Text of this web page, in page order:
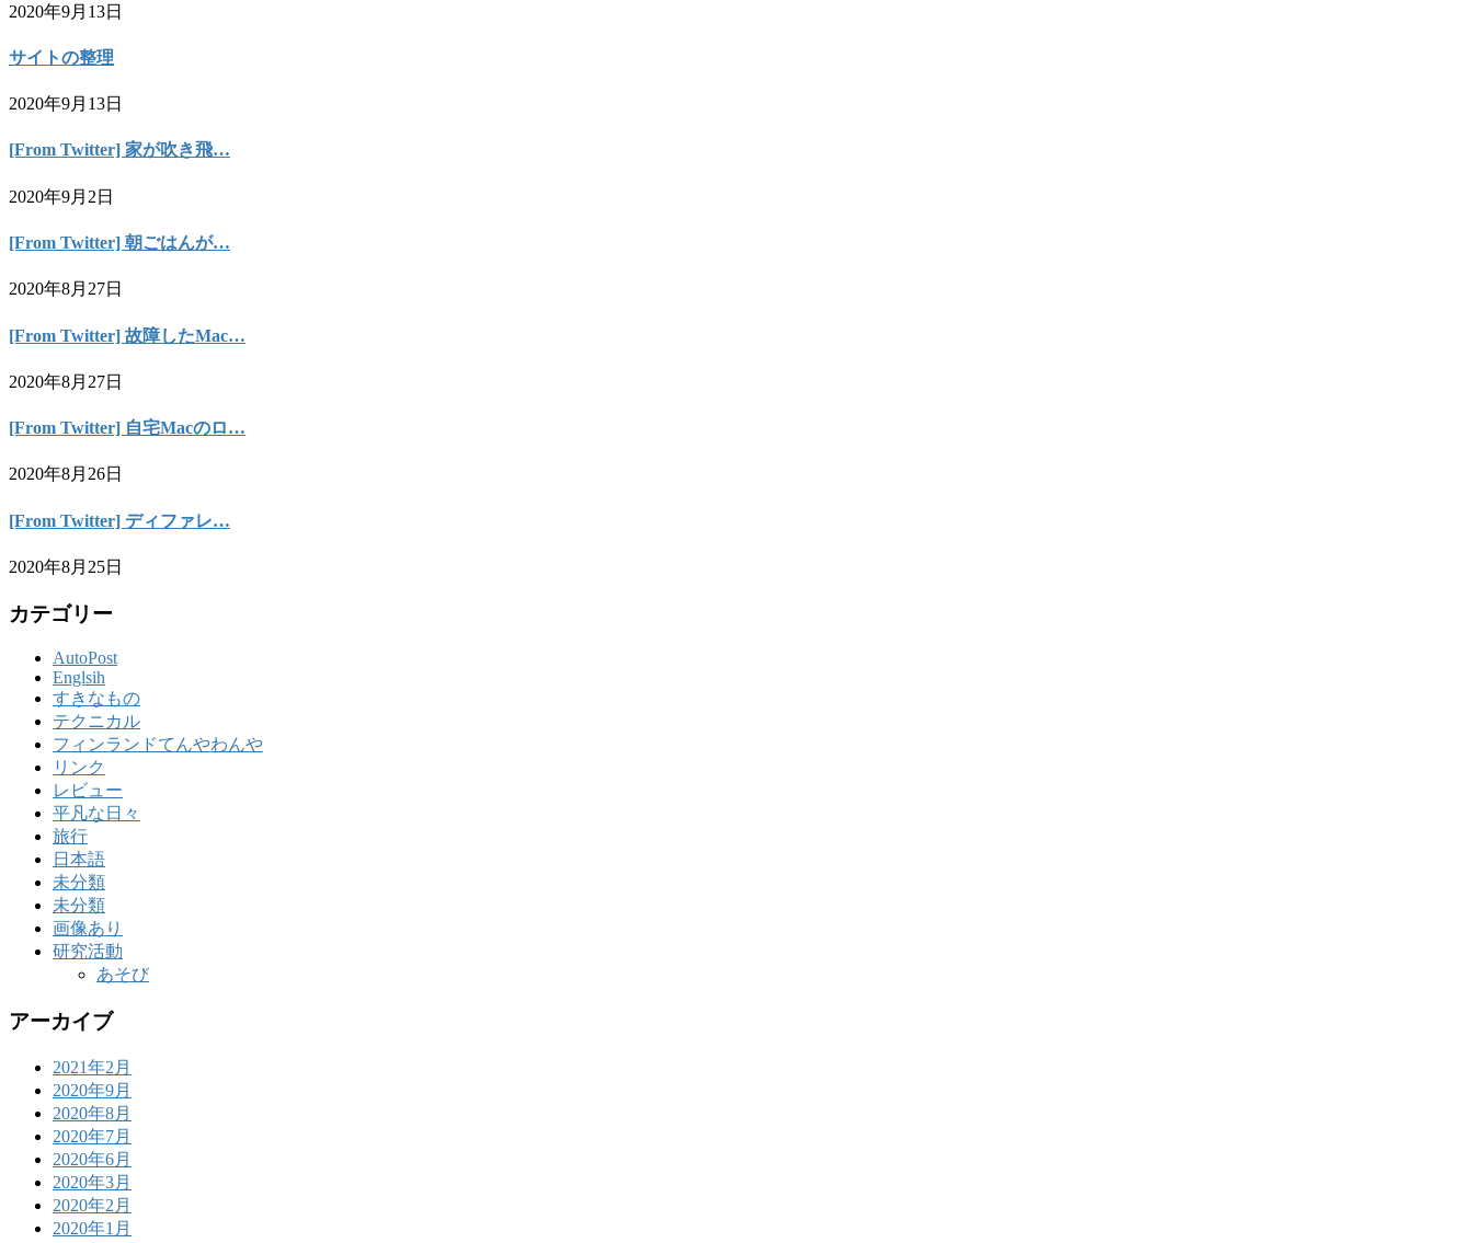
2020年9月13日
サイトの整理
2020年9月13日
[From Twitter] 家が吹き飛…
2020年9月2日
[From Twitter] 朝ごはんが…
2020年8月27日
[From Twitter] 故障したMac…
2020年8月27日
[From Twitter] 自宅Macのロ…
2020年8月26日
[From Twitter] ディファレ…
2020年8月25日
カテゴリー
AutoPost
Englsih
すきなもの
テクニカル
フィンランドてんやわんや
リンク
レビュー
平凡な日々
旅行
日本語
未分類
未分類
画像あり
研究活動
あそび
アーカイブ
2021年2月
2020年9月
2020年8月
2020年7月
2020年6月
2020年3月
2020年2月
2020年1月